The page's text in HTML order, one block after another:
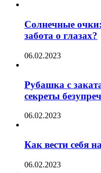
Солнечные
забота о глазах?
06.02.2023
Рубашка с
секреты
06.02.2023
Как вести себя
06.02.2023